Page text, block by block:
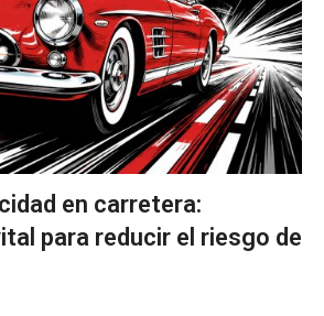
en carretera:
para reducir el riesgo de